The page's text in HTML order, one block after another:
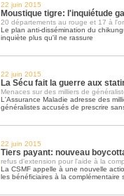
22 juin 2015
Moustique tigre: l'inquiétude
20 départements au rouge et 17 à
Le plan anti-dissémination du
inquiète plus qu'il ne rassure
22 juin 2015
La Sécu fait la guerre aux
Menaces sur des milliers de
L'Assurance Maladie adresse des
généralistes accusés de prescrire
22 juin 2015
Tiers payant: nouveau
refus d'extension pour l'aide à la
La CSMF appelle à une nouvelle
les bénéficiaires à la complémentaire